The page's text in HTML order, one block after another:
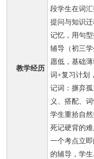
教学经历
段学生在词
提问与知识
记忆，用句
辅导（初三
愿低，基础
词+复习计划
记词：摒弃
义、搭配、
学生重拾自
死记硬背的
一个考点立
的辅导，学